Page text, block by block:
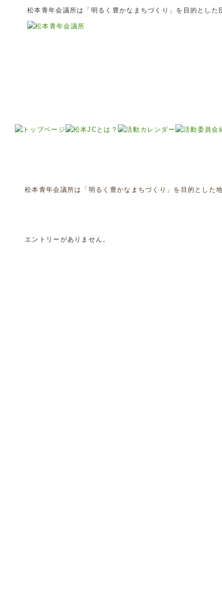
松本青年会議所は「明るく豊かなまちづくり」を目的とした
松本青年会議所は「明るく豊かなまちづくり」を目的とした
エントリーがありません。